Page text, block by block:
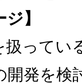
】
扱ってい
開発を検